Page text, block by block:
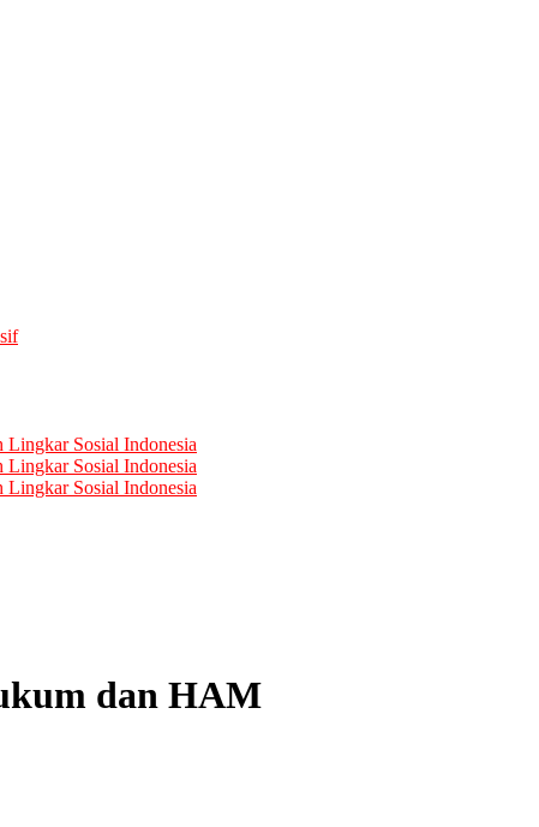
Lingkar Sosial Indonesia
Lingkar Sosial Indonesia
Lingkar Sosial Indonesia
dan HAM